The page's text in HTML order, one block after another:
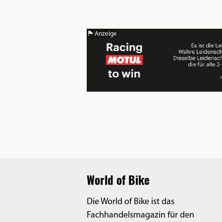
Anzeige
World of Bike
Die World of Bike ist das
Fachhandelsmagazin für den
EXTERNE MEDIEN